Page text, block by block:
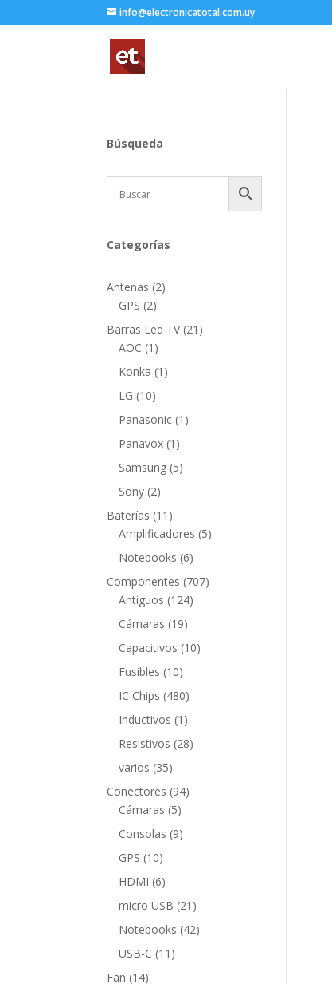
info@electronicatotal.com.uy
Búsqueda
Categorías
Antenas 22
GPS 22
productos
Barras Led TV 21 21
AOC 1 1
producto
Konka 1 1
LG 1010
productos
Panasonic 1 1
Panavox 1 1
producto
Samsung 55
Sony 22
productos
Baterías 11 11
productos
Amplificadores 55
Notebooks 66
productos
Componentes 707707
Antiguos 124124
Cámaras 1919
productos
Capacitivos 1010
Fusibles 1010
productos
IC Chips 480480
productos
Inductivos 1 1
producto
Resistivos 2828
varios 3535
productos
Conectores 9494
Cámaras 55
productos
Consolas 99
GPS 1010
productos
HDMI 66
productos
micro USB 21 21
productos
Notebooks 4242
USB-C 11 11
Fan 1414